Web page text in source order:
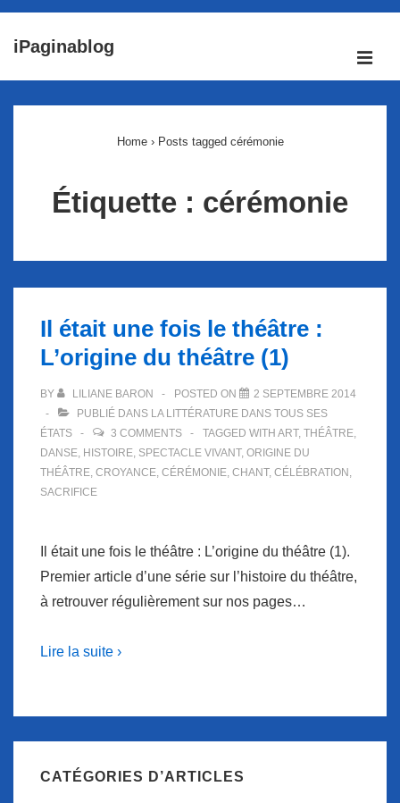
passer
iPaginablog
Home › Posts tagged cérémonie
Étiquette : cérémonie
Il était une fois le théâtre :
L’origine du théâtre (1)
BY LILIANE BARON POSTED ON
2 SEPTEMBRE 2014
PUBLIÉ DANS LA LITTÉRATURE DANS TOUS SES
ÉTATS
3 COMMENTS TAGGED WITH ART, THÉÂTRE,
DANSE, HISTOIRE, SPECTACLE VIVANT, ORIGINE DU
THÉÂTRE, CROYANCE, CÉRÉMONIE, CHANT, CÉLÉBRATION ,
SACRIFICE
Il était une fois le théâtre : L’origine du théâtre (1).
Premier article d’une série sur l’histoire du théâtre,
à retrouver régulièrement sur nos pages…
Lire la suite ›
CATÉGORIES D’ARTICLES